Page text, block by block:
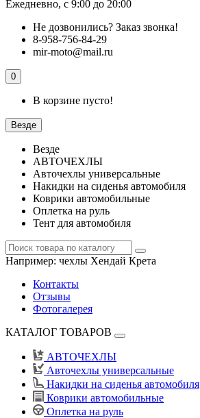
Ежедневно, с 9:00 до 20:00
Не дозвонились? Заказ звонка!
8-958-756-84-29
mir-moto@mail.ru
0
В корзине пусто!
Везде
Везде
АВТОЧЕХЛЫ
Авточехлы универсальные
Накидки на сиденья автомобиля
Коврики автомобильные
Оплетка на руль
Тент для автомобиля
Например: чехлы Хендай Крета
Контакты
Отзывы
Фотогалерея
КАТАЛОГ ТОВАРОВ
АВТОЧЕХЛЫ
Авточехлы универсальные
Накидки на сиденья автомобиля
Коврики автомобильные
Оплетка на руль